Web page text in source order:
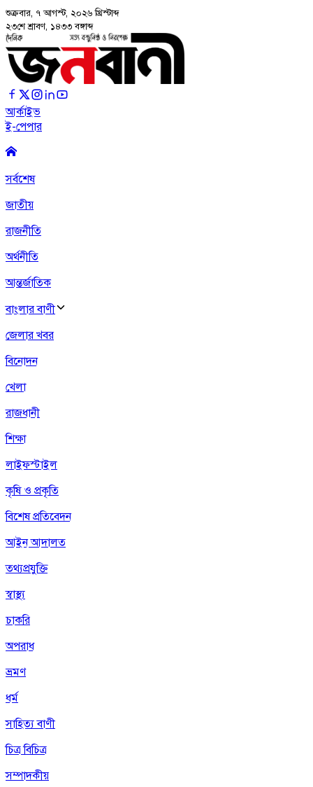
শুক্রবার, ৭ আগস্ট, ২০২৬ খ্রিস্টাব্দ
২৩শে শ্রাবণ, ১৪৩৩ বঙ্গাব্দ
আর্কাইভ
ই-পেপার
সর্বশেষ
জাতীয়
রাজনীতি
অর্থনীতি
আন্তর্জাতিক
বাংলার বাণী
জেলার খবর
বিনোদন
খেলা
রাজধানী
শিক্ষা
লাইফস্টাইল
কৃষি ও প্রকৃতি
বিশেষ প্রতিবেদন
আইন আদালত
তথ্যপ্রযুক্তি
স্বাস্থ্য
চাকরি
অপরাধ
ভ্রমণ
ধর্ম
সাহিত্য বাণী
চিত্র বিচিত্র
সম্পাদকীয়